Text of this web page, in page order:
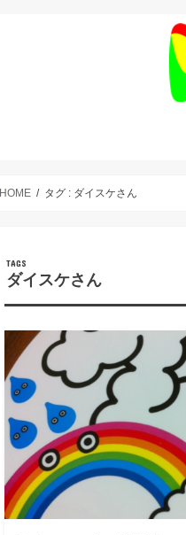
HOME タグ : ダイスケさん
ダイスケさん